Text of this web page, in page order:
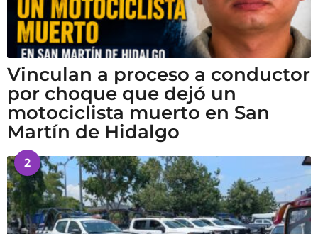
Vinculan a proceso a conductor
por choque que dejó un
motociclista muerto en San
Martín de Hidalgo
2